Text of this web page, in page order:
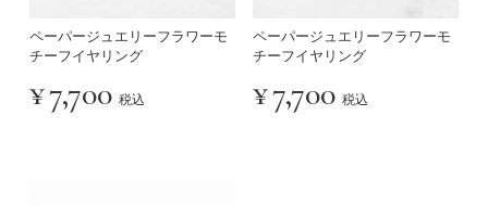
ペーパージュエリーフラワーモ
チーフイヤリング
¥7,700 税込
ペーパージュエリーフラワーモ
チーフイヤリング
¥7,700 税込